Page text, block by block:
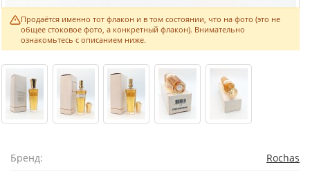
Продаётся именно тот флакон и в том состоянии, что на фото (это не
общее стоковое фото, а конкретный флакон). Внимательно
ознакомьтесь с описанием ниже.
Бренд:
Rochas